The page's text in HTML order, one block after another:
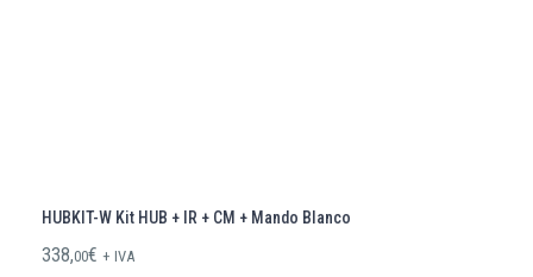
HUBKIT-W Kit HUB + IR + CM + Mando Blanco
338,00€ + IVA